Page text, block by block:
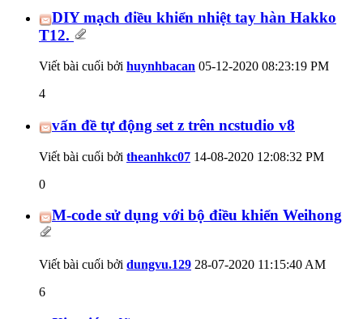
DIY mạch điều khiển nhiệt tay hàn Hakko
T12.
Viết bài cuối bởi huynhbacan 05-12-2020 08:23:19 PM
4
vấn đề tự động set z trên ncstudio v8
Viết bài cuối bởi theanhkc07 14-08-2020 12:08:32 PM
0
M-code sử dụng với bộ điều khiển Weihong
Viết bài cuối bởi dungvu.129 28-07-2020 11:15:40 AM
6